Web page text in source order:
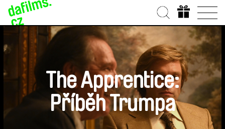
The Apprentice:
Příběh Trumpa